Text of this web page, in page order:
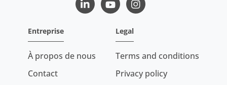
LinkedInYoutubeInstagram
Entreprise
À propos de nous
Contact
Legal
Terms and conditions
Privacy policy